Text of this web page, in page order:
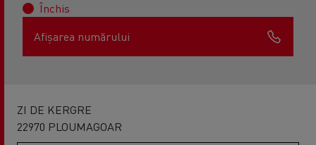
Închis
Afișarea numărului
ZI DE KERGRE
22970 PLOUMAGOAR